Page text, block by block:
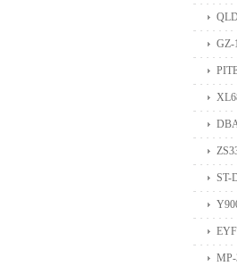
GZ-
ST-